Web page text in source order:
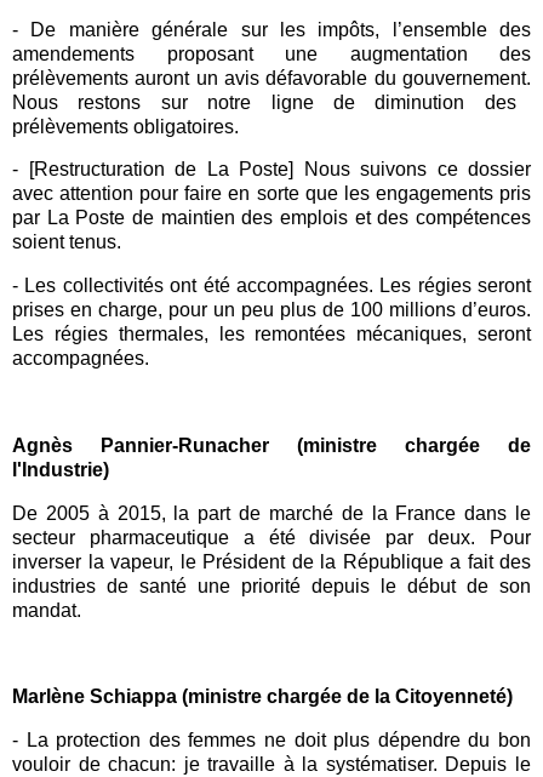
- De manière générale sur les impôts, l’ensemble des
amendements proposant une augmentation des
prélèvements auront un avis défavorable du gouvernement.
Nous restons sur notre ligne de diminution des
prélèvements obligatoires.
- [Restructuration de La Poste] Nous suivons ce dossier
avec attention pour faire en sorte que les engagements pris
par La Poste de maintien des emplois et des compétences
soient tenus.
- Les collectivités ont été accompagnées. Les régies seront
prises en charge, pour un peu plus de 100 millions d’euros.
Les régies thermales, les remontées mécaniques, seront
accompagnées.
Agnès Pannier-Runacher (ministre chargée de
l'Industrie)
De 2005 à 2015, la part de marché de la France dans le
secteur pharmaceutique a été divisée par deux. Pour
inverser la vapeur, le Président de la République a fait des
industries de santé une priorité depuis le début de son
mandat.
Marlène Schiappa (ministre chargée de la Citoyenneté)
- La protection des femmes ne doit plus dépendre du bon
vouloir de chacun: je travaille à la systématiser. Depuis le